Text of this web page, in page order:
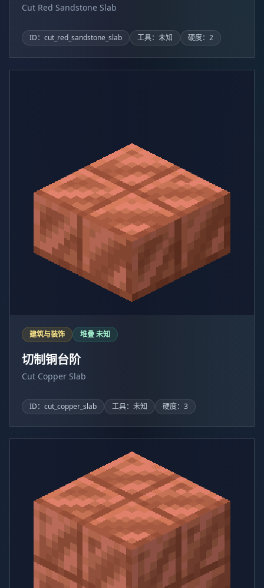
Cut Red Sandstone Slab
ID：cut_red_sandstone_slab 工具：未知 硬度：2
建筑与装饰 堆叠 未知
切制铜台阶
Cut Copper Slab
ID：cut_copper_slab 工具：未知 硬度：3